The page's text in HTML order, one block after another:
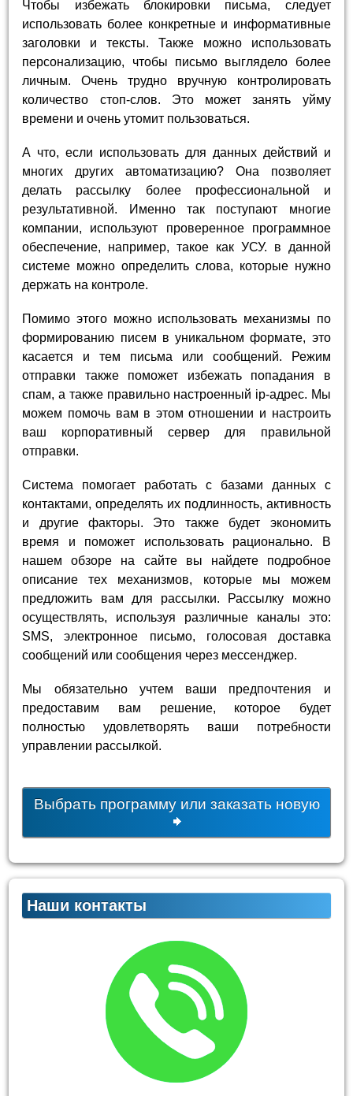
Чтобы избежать блокировки письма, следует
использовать более конкретные и информативные
заголовки и тексты. Также можно использовать
персонализацию, чтобы письмо выглядело более
личным. Очень трудно вручную контролировать
количество стоп-слов. Это может занять уйму
времени и очень утомит пользоваться.
А что, если использовать для данных действий и
многих других автоматизацию? Она позволяет
делать рассылку более профессиональной и
результативной. Именно так поступают многие
компании, используют проверенное программное
обеспечение, например, такое как УСУ. в данной
системе можно определить слова, которые нужно
держать на контроле.
Помимо этого можно использовать механизмы по
формированию писем в уникальном формате, это
касается и тем письма или сообщений. Режим
отправки также поможет избежать попадания в
спам, а также правильно настроенный ip-адрес. Мы
можем помочь вам в этом отношении и настроить
ваш корпоративный сервер для правильной
отправки.
Система помогает работать с базами данных с
контактами, определять их подлинность, активность
и другие факторы. Это также будет экономить
время и поможет использовать рационально. В
нашем обзоре на сайте вы найдете подробное
описание тех механизмов, которые мы можем
предложить вам для рассылки. Рассылку можно
осуществлять, используя различные каналы это:
SMS, электронное письмо, голосовая доставка
сообщений или сообщения через мессенджер.
Мы обязательно учтем ваши предпочтения и
предоставим вам решение, которое будет
полностью удовлетворять ваши потребности
управлении рассылкой.
Выбрать программу или заказать новую
Наши контакты